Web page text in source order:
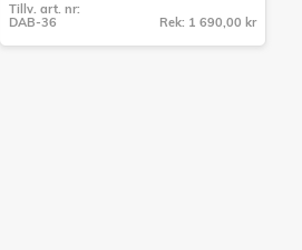
DAB-36
Tillv. art. nr:
DAB-36
Rek: 1 690,00 kr